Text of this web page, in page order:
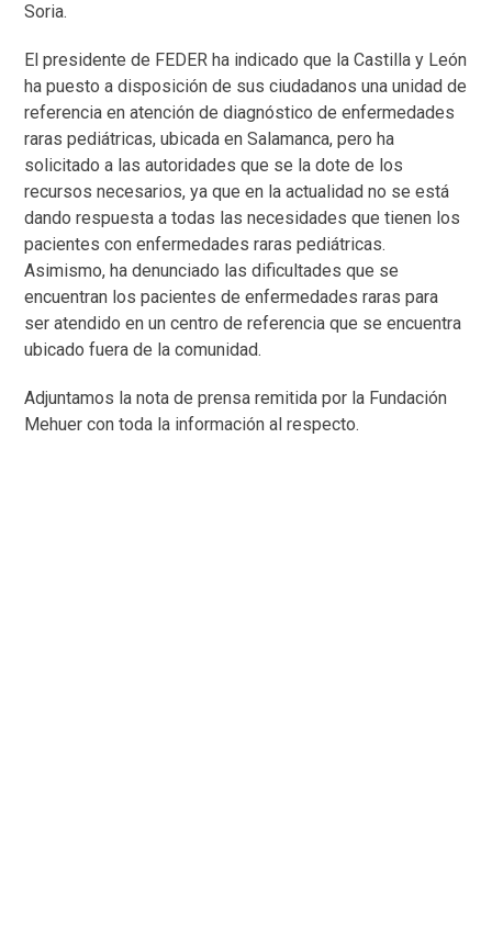
Soria.
El presidente de FEDER ha indicado que la Castilla y León
ha puesto a disposición de sus ciudadanos una unidad de
referencia en atención de diagnóstico de enfermedades
raras pediátricas, ubicada en Salamanca, pero ha
solicitado a las autoridades que se la dote de los
recursos necesarios, ya que en la actualidad no se está
dando respuesta a todas las necesidades que tienen los
pacientes con enfermedades raras pediátricas.
Asimismo, ha denunciado las dificultades que se
encuentran los pacientes de enfermedades raras para
ser atendido en un centro de referencia que se encuentra
ubicado fuera de la comunidad.
Adjuntamos la nota de prensa remitida por la Fundación
Mehuer con toda la información al respecto.